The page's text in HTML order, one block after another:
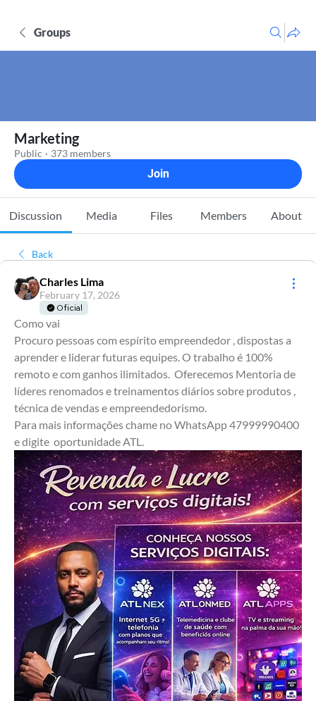
Groups
Marketing
Public · 373 members
Join
Discussion Media Files Members About
Back
Charles Lima
February 17, 2026
Oficial
Como vai
Procuro pessoas com espírito empreendedor , dispostas a
aprender e liderar futuras equipes. O trabalho é 100%
remoto e com ganhos ilimitados.  Oferecemos Mentoria de
líderes renomados e treinamentos diários sobre produtos ,
técnica de vendas e empreendedorismo.
Para mais informações chame no WhatsApp 47999990400
e digite  oportunidade ATL.